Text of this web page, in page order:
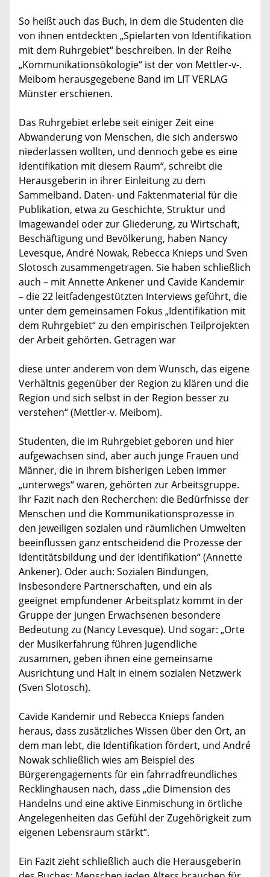
So heißt auch das Buch, in dem die Studenten die
von ihnen entdeckten „Spielarten von Identifikation
mit dem Ruhrgebiet“ beschreiben. In der Reihe
„Kommunikationsökologie“ ist der von Mettler-v-.
Meibom herausgegebene Band im LIT VERLAG
Münster erschienen.
Das Ruhrgebiet erlebe seit einiger Zeit eine
Abwanderung von Menschen, die sich anderswo
niederlassen wollten, und dennoch gebe es eine
Identifikation mit diesem Raum“, schreibt die
Herausgeberin in ihrer Einleitung zu dem
Sammelband. Daten- und Faktenmaterial für die
Publikation, etwa zu Geschichte, Struktur und
Imagewandel oder zur Gliederung, zu Wirtschaft,
Beschäftigung und Bevölkerung, haben Nancy
Levesque, André Nowak, Rebecca Knieps und Sven
Slotosch zusammengetragen. Sie haben schließlich
auch – mit Annette Ankener und Cavide Kandemir
– die 22 leitfadengestützten Interviews geführt, die
unter dem gemeinsamen Fokus „Identifikation mit
dem Ruhrgebiet“ zu den empirischen Teilprojekten
der Arbeit gehörten. Getragen war
diese unter anderem von dem Wunsch, das eigene
Verhältnis gegenüber der Region zu klären und die
Region und sich selbst in der Region besser zu
verstehen“ (Mettler-v. Meibom).
Studenten, die im Ruhrgebiet geboren und hier
aufgewachsen sind, aber auch junge Frauen und
Männer, die in ihrem bisherigen Leben immer
„unterwegs“ waren, gehörten zur Arbeitsgruppe.
Ihr Fazit nach den Recherchen: die Bedürfnisse der
Menschen und die Kommunikationsprozesse in
den jeweiligen sozialen und räumlichen Umwelten
beeinflussen ganz entscheidend die Prozesse der
Identitätsbildung und der Identifikation“ (Annette
Ankener). Oder auch: Sozialen Bindungen,
insbesondere Partnerschaften, und ein als
geeignet empfundener Arbeitsplatz kommt in der
Gruppe der jungen Erwachsenen besondere
Bedeutung zu (Nancy Levesque). Und sogar: „Orte
der Musikerfahrung führen Jugendliche
zusammen, geben ihnen eine gemeinsame
Ausrichtung und Halt in einem sozialen Netzwerk
(Sven Slotosch).
Cavide Kandemir und Rebecca Knieps fanden
heraus, dass zusätzliches Wissen über den Ort, an
dem man lebt, die Identifikation fördert, und André
Nowak schließlich wies am Beispiel des
Bürgerengagements für ein fahrradfreundliches
Recklinghausen nach, dass „die Dimension des
Handelns und eine aktive Einmischung in örtliche
Angelegenheiten das Gefühl der Zugehörigkeit zum
eigenen Lebensraum stärkt“.
Ein Fazit zieht schließlich auch die Herausgeberin